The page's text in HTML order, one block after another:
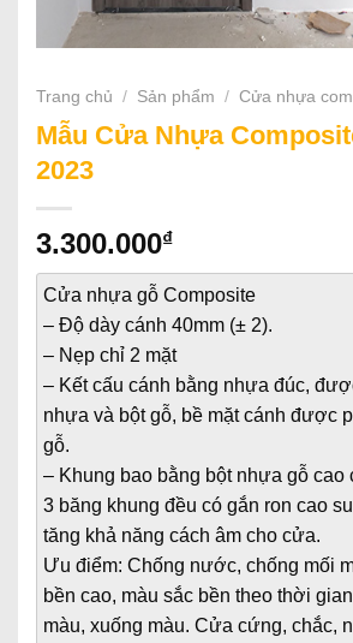
Trang chủ / Sản phẩm / Cửa nhựa
Mẫu Cửa Nhựa
2023
3.300.000₫
Cửa nhựa gỗ Composite
– Độ dày cánh 40mm (± 2).
– Nẹp chỉ 2 mặt
– Kết cấu cánh bằng nhựa đúc,
nhựa và bột gỗ, bề mặt cánh được
gỗ.
– Khung bao bằng bột nhựa gỗ cao
3 băng khung đều có gắn ron cao
tăng khả năng cách âm cho cửa.
Ưu điểm: Chống nước, chống mối
bền cao, màu sắc bền theo thời
màu, xuống màu. Cửa cứng, chắc,